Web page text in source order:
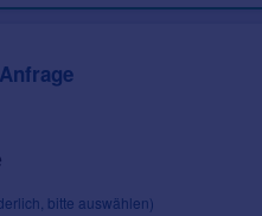
bitte auswählen)